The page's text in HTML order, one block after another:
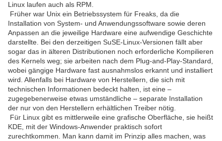
Linux laufen auch als RPM.
Früher war Unix ein Betriebssystem für Freaks, da die
Installation von System- und Anwendungssoftware sowie deren
Anpassen an die jeweilige Hardware eine aufwendige Geschichte
darstellte. Bei den derzeitigen SuSE-Linux-Versionen fällt aber
sogar das in älteren Distributionen noch erforderliche Kompilieren
des Kernels weg; sie arbeiten nach dem Plug-and-Play-Standard,
wobei gängige Hardware fast ausnahmslos erkannt und installiert
wird. Allenfalls bei Hardware von Herstellern, die sich mit
technischen Informationen bedeckt halten, ist eine –
zugegebenerweise etwas umständliche – separate Installation
der nur von den Herstellern erhältlichen Treiber nötig.
Für Linux gibt es mittlerweile eine grafische Oberfläche, sie heißt
KDE, mit der Windows-Anwender praktisch sofort
zurechtkommen. Man kann damit im Prinzip alles machen, was